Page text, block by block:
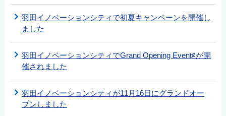
羽田イノベーションシティで初夏キャンペーンを開催し
ました
羽田イノベーションシティでGrand Opening Event∅が開
催されました
羽田イノベーションシティが11月16日にグランドオー
プンしました